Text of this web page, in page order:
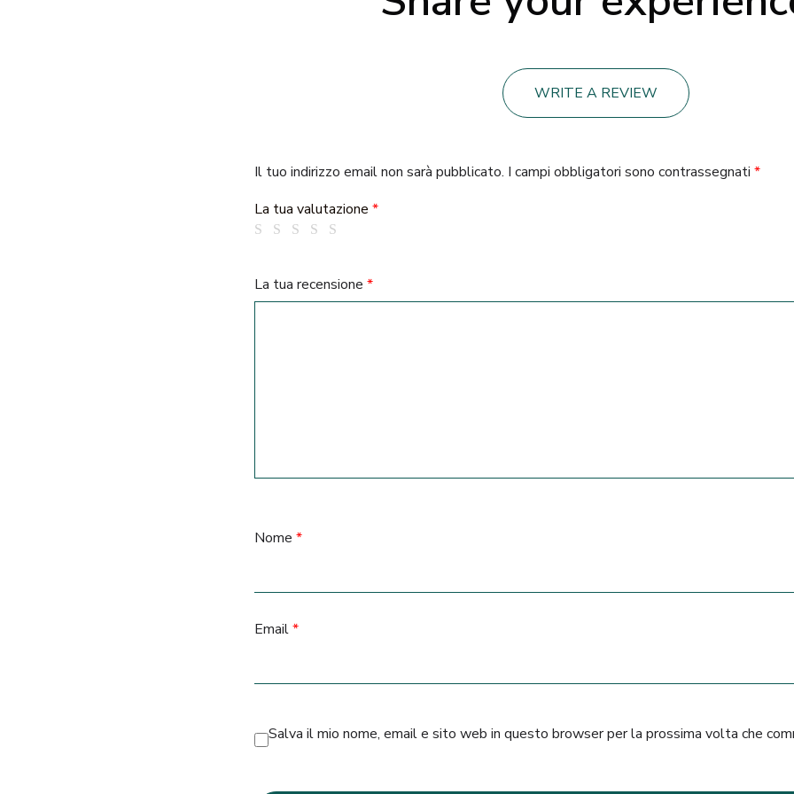
WRITE A REVIEW
Il tuo indirizzo email non sarà pubblicato. I campi obbligatori sono contrassegnati *
La tua valutazione *
La tua recensione *
Nome *
Email*
Salva il mio nome, email e sito web in questo browser per la prossima volta che